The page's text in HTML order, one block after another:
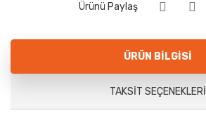
Ürünü Paylaş
ÜRÜN BILGISI
TAKSIT SEÇENEKLERI